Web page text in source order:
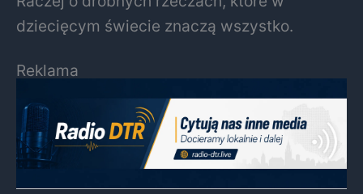
dziecięcym świecie znaczą wszystko.
Reklama